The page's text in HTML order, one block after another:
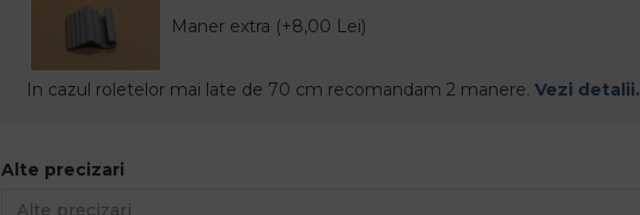
Maner extra (+8,00 Lei)
In cazul roletelor mai late de 70 cm recomandam 2 manere. Vezi detalii.
Alte precizari